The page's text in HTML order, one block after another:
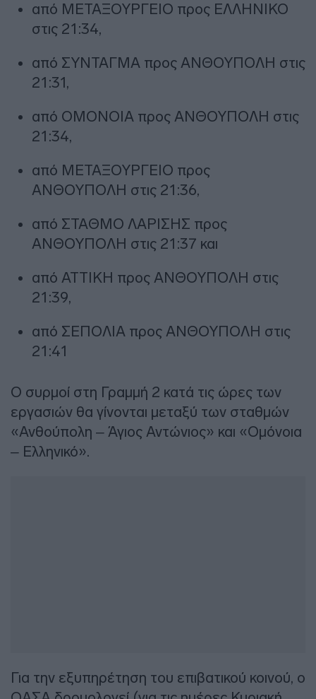
από ΜΕΤΑΞΟΥΡΓΕΙΟ προς ΕΛΛΗΝΙΚΟ
στις 21:34,
από ΣΥΝΤΑΓΜΑ προς ΑΝΘΟΥΠΟΛΗ στις
21:31,
από ΟΜΟΝΟΙΑ προς ΑΝΘΟΥΠΟΛΗ στις
21:34,
από ΜΕΤΑΞΟΥΡΓΕΙΟ προς
ΑΝΘΟΥΠΟΛΗ στις 21:36,
από ΣΤΑΘΜΟ ΛΑΡΙΣΗΣ προς
ΑΝΘΟΥΠΟΛΗ στις 21:37 και
από ΑΤΤΙΚΗ προς ΑΝΘΟΥΠΟΛΗ στις
21:39,
από ΣΕΠΟΛΙΑ προς ΑΝΘΟΥΠΟΛΗ στις
21:41
Ο συρμοί στη Γραμμή 2 κατά τις ώρες των
εργασιών θα γίνονται μεταξύ των σταθμών
«Ανθούπολη – Άγιος Αντώνιος» και «Ομόνοια
– Ελληνικό».
Για την εξυπηρέτηση του επιβατικού κοινού, ο